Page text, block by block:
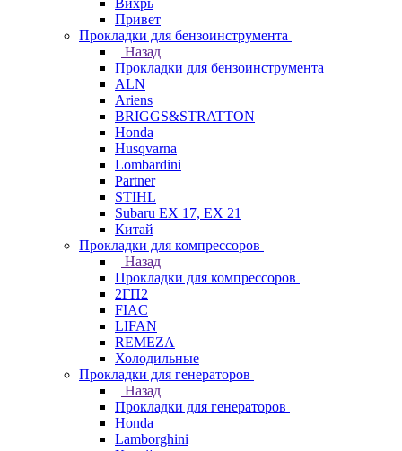
Вихрь
Привет
Прокладки для бензоинструмента
Назад
Прокладки для бензоинструмента
ALN
Ariens
BRIGGS&STRATTON
Honda
Husqvarna
Lombardini
Partner
STIHL
Subaru EX 17, EX 21
Китай
Прокладки для компрессоров
Назад
Прокладки для компрессоров
2ГП2
FIAC
LIFAN
REMEZA
Холодильные
Прокладки для генераторов
Назад
Прокладки для генераторов
Honda
Lamborghini